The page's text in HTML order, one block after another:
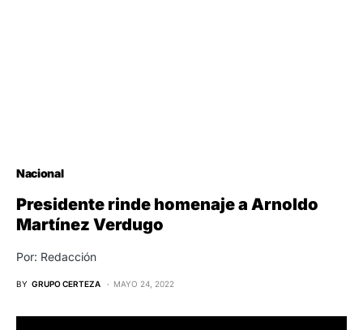
Nacional
Presidente rinde homenaje a Arnoldo
Martínez Verdugo
Por: Redacción
BY GRUPO CERTEZA MAYO 24, 2022